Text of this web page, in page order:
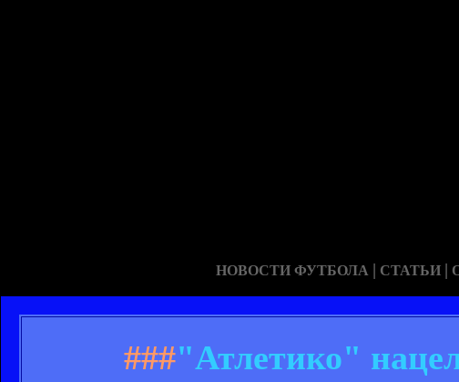
НОВОСТИ ФУТБОЛА | СТАТЬИ |
###"Атлетико"